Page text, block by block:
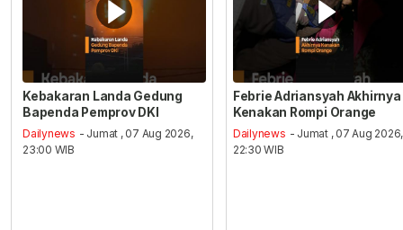
Kebakaran Landa Gedung
Bapenda Pemprov DKI
Dailynews - Jumat , 07 Aug 2026,
23:00 WIB
Febrie Adriansyah Akhirnya
Kenakan Rompi Orange
Dailynews - Jumat , 07 Aug 2026,
22:30 WIB